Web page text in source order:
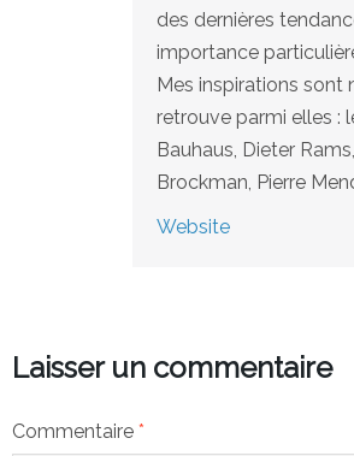
des dernières
importance
Mes inspirations sont
retrouve parmi elles :
Bauhaus, Dieter
Brockman, Pierre
Website
Laisser un commentaire
Commentaire *